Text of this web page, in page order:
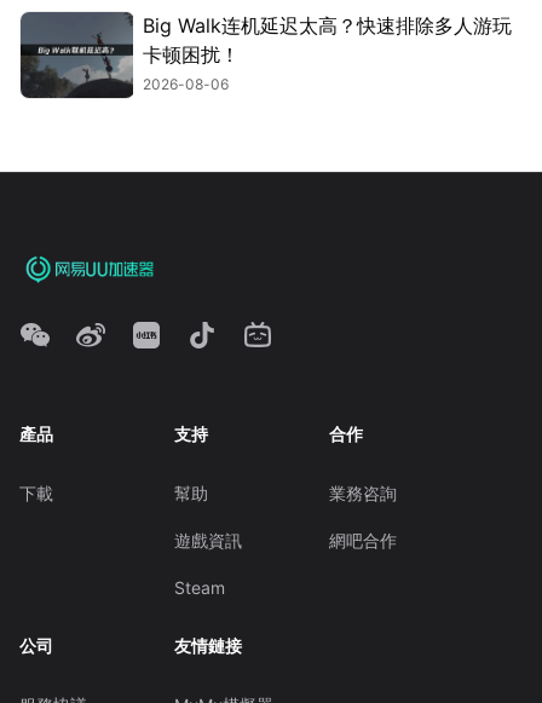
Big Walk连机延迟太高？快速排除多人游玩
卡顿困扰！
2026-08-06
產品
下載
支持
幫助
遊戲資訊
Steam
合作
業務咨詢
網吧合作
公司 友情鏈接